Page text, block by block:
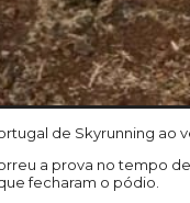
de Skyrunning
a prova no tempo
fecharam o pódio.